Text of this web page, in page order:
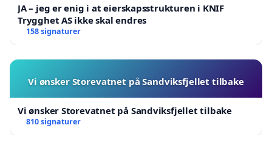
JA – jeg er enig i at eierskapsstrukturen i KNIF
Trygghet AS ikke skal endres
158 signaturer
Vi ønsker Storevatnet på Sandviksfjellet tilbake
Vi ønsker Storevatnet på Sandviksfjellet tilbake
810 signaturer